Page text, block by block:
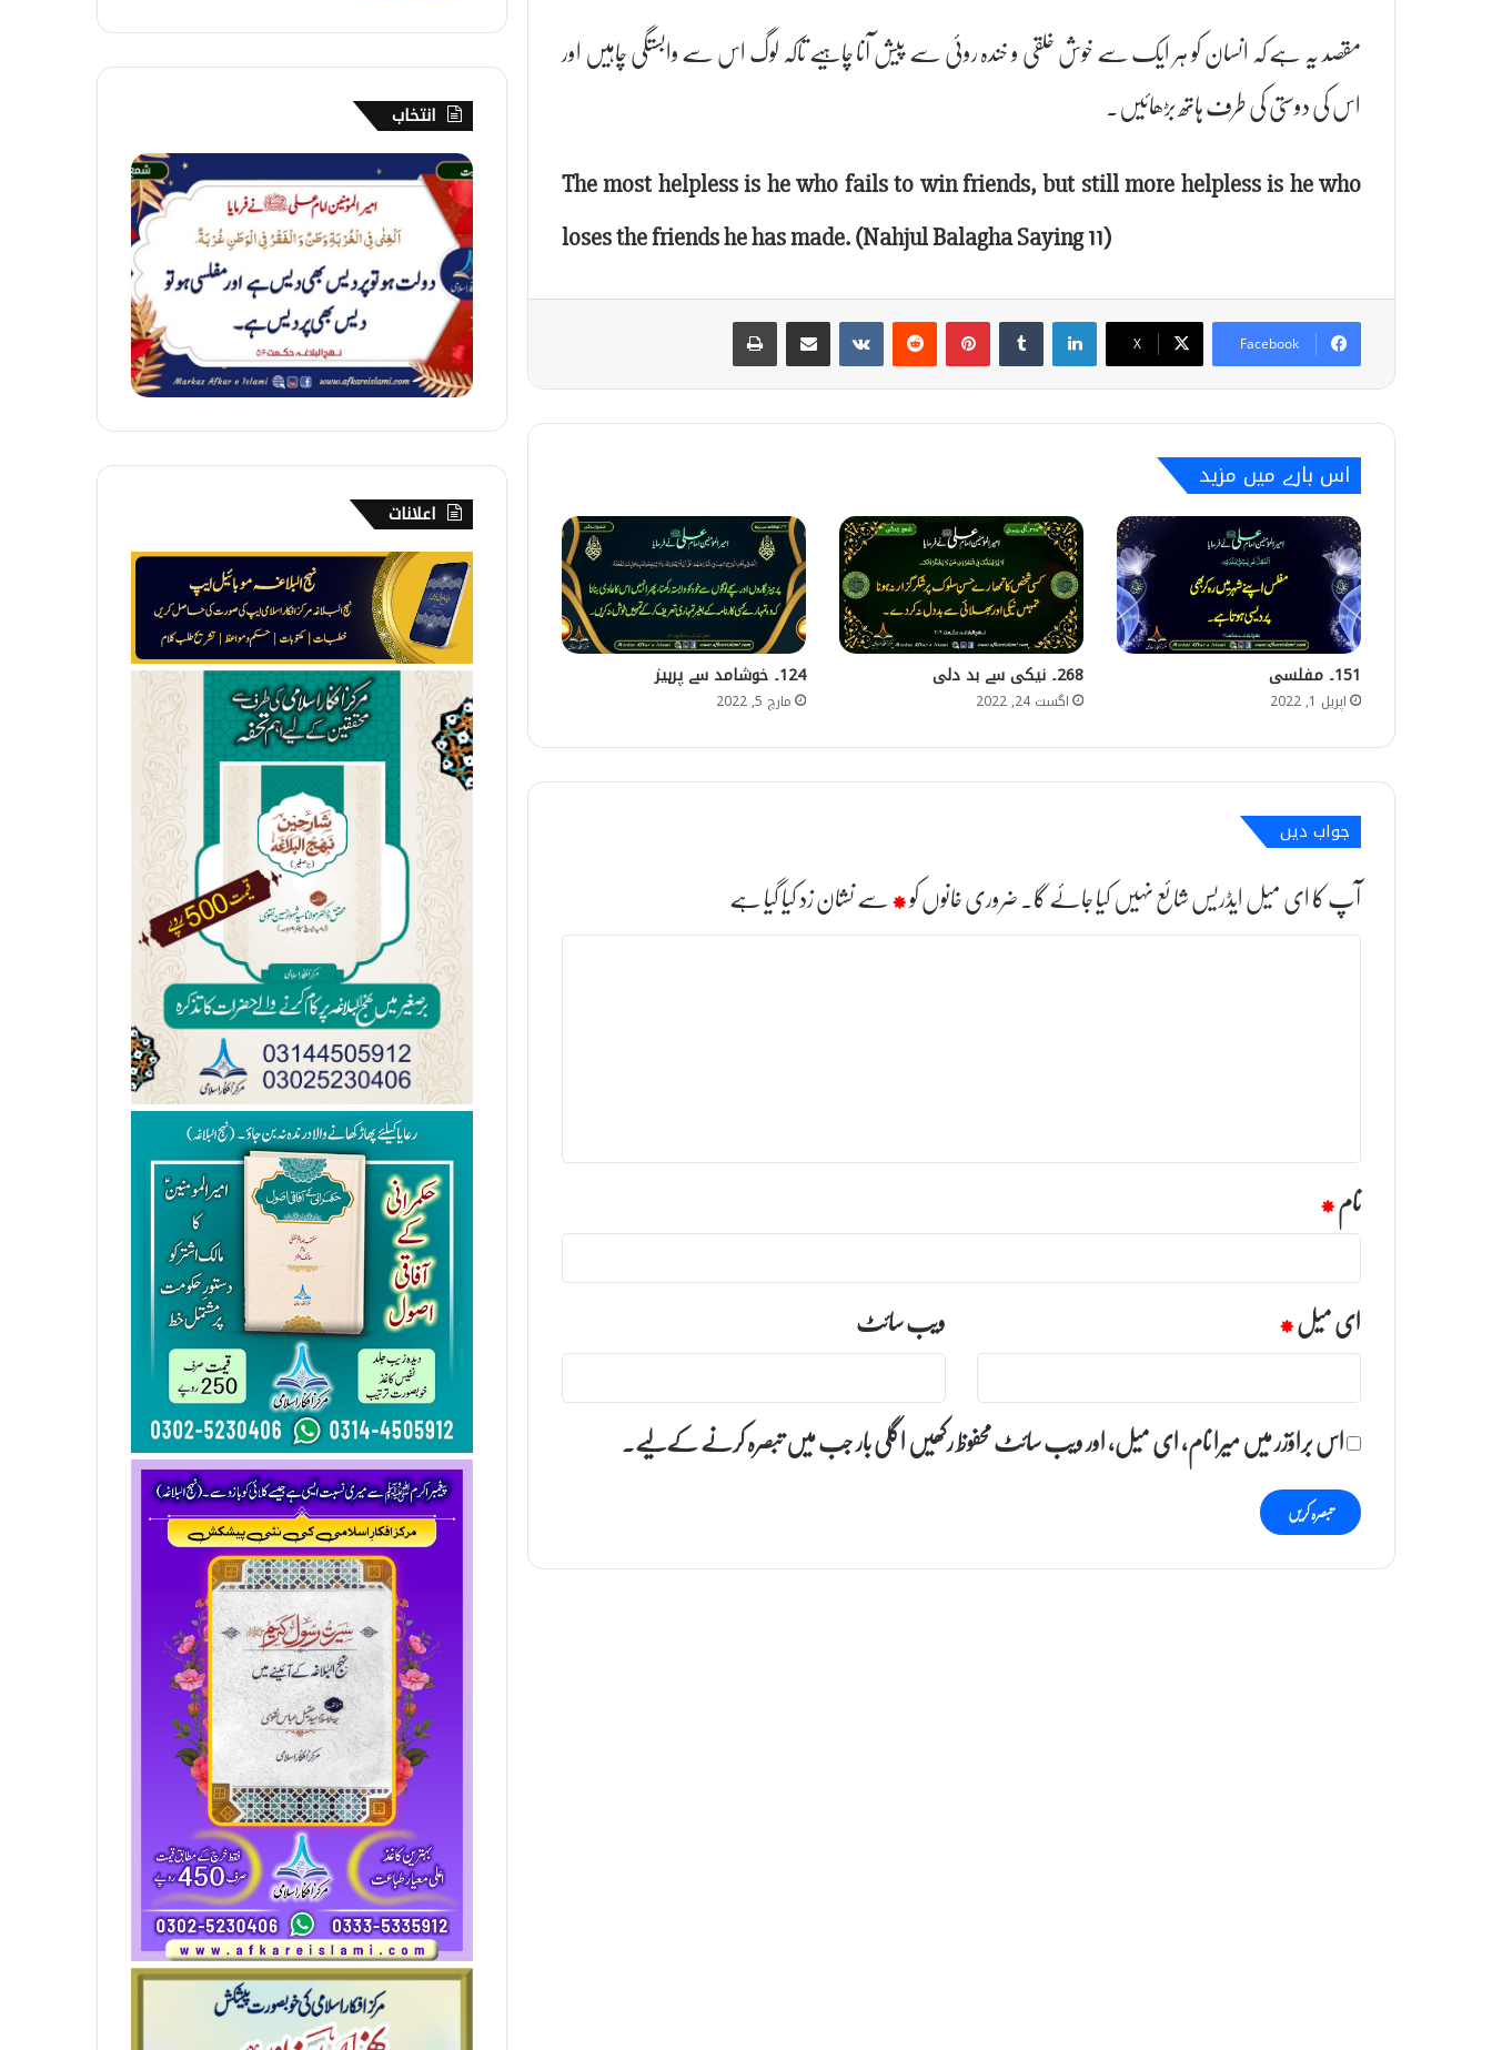
مقصد یہ ہے کہ انسان کو ہر ایک سے خوش خلقی و خندہ روئی سے پیش آنا چاہیے تاکہ لوگ اس سے وابستگی چاہیں اور
اس کی دوستی کی طرف ہاتھ بڑھائیں۔
The most helpless is he who fails to win friends, but still more helpless is he who
loses the friends he has made. (Nahjul Balagha Saying 11)
Facebook
X
اس بارے میں مزید
151۔ مفلسی
اپریل 1, 2022
268۔ نیکی سے بد دلی
اگست 24, 2022
124۔ خوشامد سے پرہیز
مارچ 5, 2022
جواب دیں
آپ کا ای میل ایڈریس شائع نہیں کیا جائے گا۔ضروری خانوں کو*سے نشان زد کیا گیا ہے
ت
نام*
ای میل* ویب‌ سائٹ
اس براؤزر میں میرا نام، ای میل، اور ویب سائٹ محفوظ رکھیں اگلی بار جب میں تبصرہ کرنے کےلیے۔
انتخاب
1
9
1
۔
غ
ر
ب
ت
اعلانات